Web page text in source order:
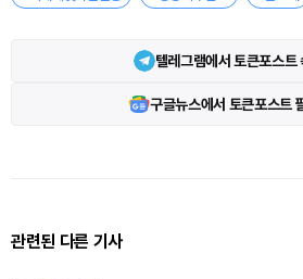
텔레그램에서 토큰포스트
구글뉴스에서 토큰포스트
관련된 다른 기사